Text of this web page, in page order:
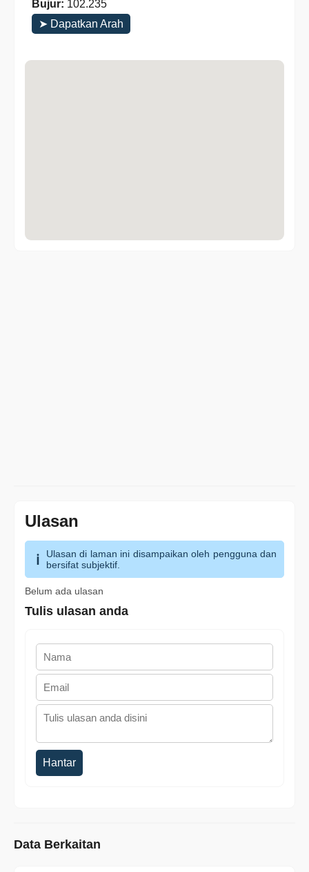
Bujur: 102.235
➤ Dapatkan Arah
Ulasan
Ulasan di laman ini disampaikan oleh pengguna dan
bersifat subjektif.
Belum ada ulasan
Tulis ulasan anda
Hantar
Data Berkaitan